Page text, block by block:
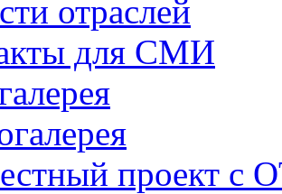
отраслей
для СМИ
проект с